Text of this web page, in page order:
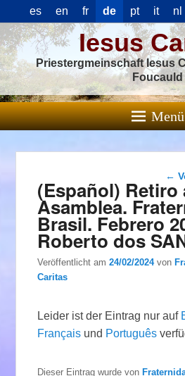
es en fr de pt it nl
Iesus
Priestergmeinschaft Iesus
Foucauld
Menü
←
(Español) Retiro
Asamblea.
Brasil. Febrero
Roberto dos
Veröffentlicht am24/02/2024 von
Caritas
Leider ist der Eintrag nur auf
Français und Português
Dieser Eintrag wurde von